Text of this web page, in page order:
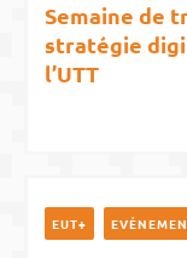
Semaine de
stratégie
l’UTT
EUT+